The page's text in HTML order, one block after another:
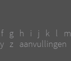
f g h i j k l m
y z aanvullingen